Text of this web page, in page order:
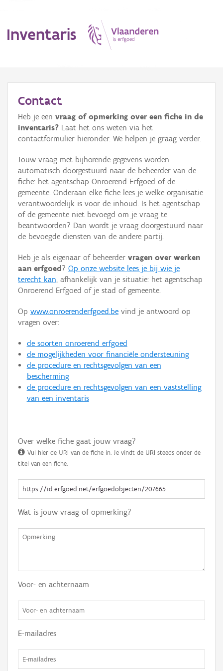
Inventaris
Erfgoedobject
Aanduidingsobject
Waarneming
Thema
Gebeurtenis
Persoon of collectief
Hergebruik
Aanmelden
Contact
Heb je een vraag of opmerking over een fiche in de
inventaris? Laat het ons weten via het
contactformulier hieronder. We helpen je graag verder.
Jouw vraag met bijhorende gegevens worden
automatisch doorgestuurd naar de beheerder van de
fiche: het agentschap Onroerend Erfgoed of de
gemeente. Onderaan elke fiche lees je welke organisatie
verantwoordelijk is voor de inhoud. Is het agentschap
of de gemeente niet bevoegd om je vraag te
beantwoorden? Dan wordt je vraag doorgestuurd naar
de bevoegde diensten van de andere partij.
Heb je als eigenaar of beheerder vragen over werken
aan erfgoed ? Op onze website lees je bij wie je
terecht kan, afhankelijk van je situatie: het agentschap
Onroerend Erfgoed of je stad of gemeente.
Op www.onroerenderfgoed.be vind je antwoord op
vragen over:
de soorten onroerend erfgoed
de mogelijkheden voor financiële ondersteuning
de procedure en rechtsgevolgen van een
bescherming
de procedure en rechtsgevolgen van een vaststelling
van een inventaris
Over welke fiche gaat jouw vraag?
Vul hier de URI van de fiche in. Je vindt de URI steeds onder de
titel van een fiche.
Wat is jouw vraag of opmerking?
Voor- en achternaam
E-mailadres